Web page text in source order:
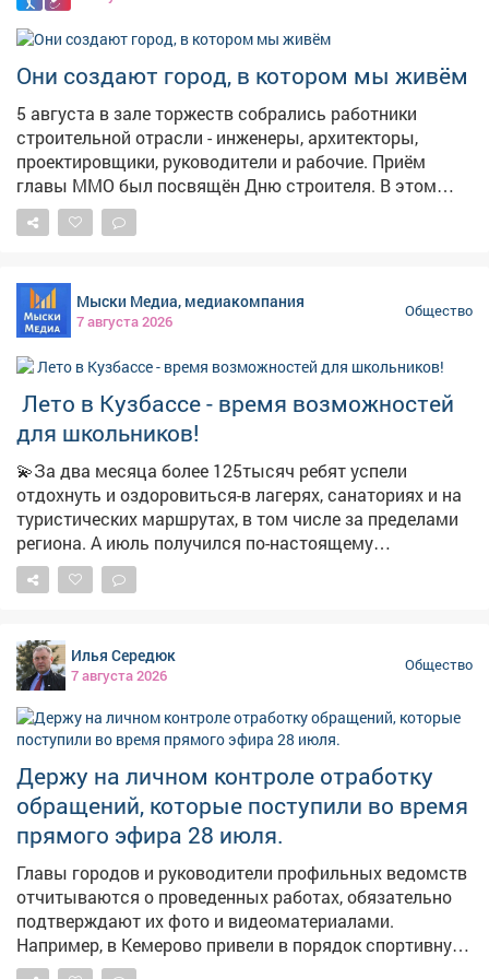
опубликованных кадрах видно: среди деревьев стоят
стулья, стол, раковины, тележки из супермаркетов и
кучи мусора. Никого из людей на месте не оказалось.
Они создают город, в котором мы живём
5 августа в зале торжеств собрались работники
строительной отрасли - инженеры, архитекторы,
проектировщики, руководители и рабочие. Приём
главы ММО был посвящён Дню строителя. В этом
году профессиональному празднику исполняется 70
лет. И наш Междуреченск, который в прошлом году
подтверждение тому, насколько важен труд
строителей. Сотни домов, школы, больницы, дороги,
мосты - всё это создано вашими руками. С
поздравлением выступил глава округа Павел
Камбалин . Состоялась церемония награждения - 13
человек получили заслуженные награды за
добросовестный труд. Тёплую атмосферу вечера
создали творческие коллективы ДК «Распадский»:
«Звонкий каблучок», «Ералаш», солисты Александр
Кожевников, Ольга Хонкина, Никита Федерягин, а
финальной точкой стало выступление Михаила и
Марии Чакилевых, Алены Еськовой и Татьяны
Мажитовой. Спасибо строителям за то, что делаете
наш город удобным, красивым и устремлённым в
#СпасибоСтроителям
Мыски Медиа, медиакомпания
7 августа 2026
Общество
️ Лето в Кузбассе - время возможностей
для школьников!
💫За два месяца более 125тысяч ребят успели
отдохнуть и оздоровиться-в лагерях, санаториях и на
туристических маршрутах, в том числе за пределами
региона. А июль получился по-настоящему
насыщенным: прошло свыше 600профильных смен-
волонтёрских, научных, профориентационных и
детского отдыха: уже в следующем году начнётся
строительство двух новых корпусов в центре
«Авангард». 👉Подробности-в нашем материале!
Илья Середюк
7 августа 2026
Общество
Держу на личном контроле отработку
обращений, которые поступили во время
прямого эфира 28 июля.
Главы городов и руководители профильных ведомств
отчитываются о проведенных работах, обязательно
подтверждают их фото и видеоматериалами.
Например, в Кемерово привели в порядок спортивную
площадку на Притомской набережной. Обновили